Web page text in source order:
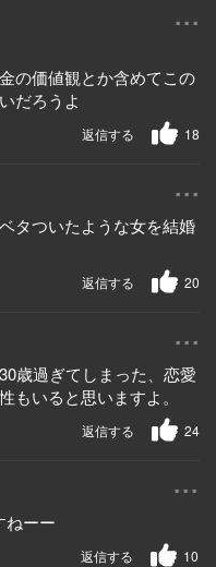
...
の価値観とか含めてこの
だろうよ
18
返信する
...
タついたような女を結婚
20
返信する
...
歳過ぎてしまった、恋愛
もいると思いますよ。
24
返信する
...
ねーー
10
返信する